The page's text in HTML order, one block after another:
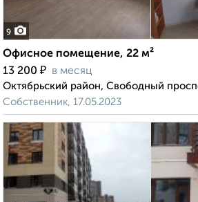
9
Офисное помещение, 22 м²
13 200 ₽ в месяц
Октябрьский район, Свободный
Собственник, 17.05.2023